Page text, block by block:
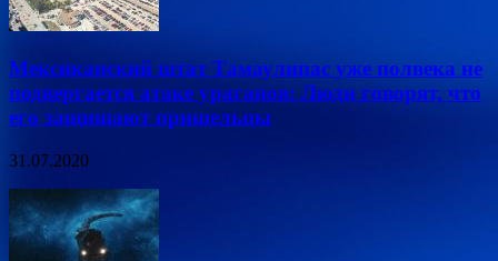
Мексиканский штат Тамаулипас уже полвека не
подвергается атаке ураганов: Люди говорят, что
его защищают пришельцы
31.07.2020